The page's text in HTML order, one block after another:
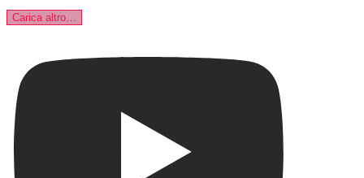
Carica altro…